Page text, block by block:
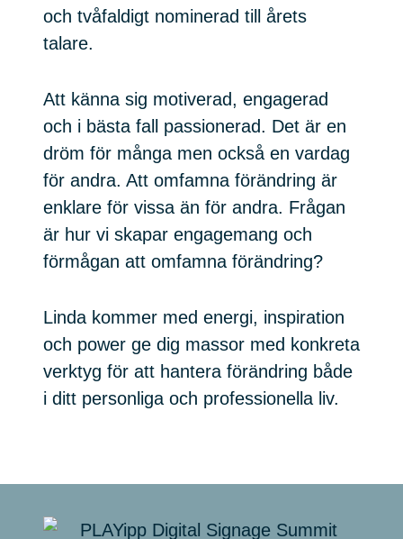
och tvåfaldigt nominerad till årets
talare.
Att känna sig motiverad, engagerad
och i bästa fall passionerad. Det är en
dröm för många men också en vardag
för andra. Att omfamna förändring är
enklare för vissa än för andra. Frågan
är hur vi skapar engagemang och
förmågan att omfamna förändring?
Linda kommer med energi, inspiration
och power ge dig massor med konkreta
verktyg för att hantera förändring både
i ditt personliga och professionella liv.